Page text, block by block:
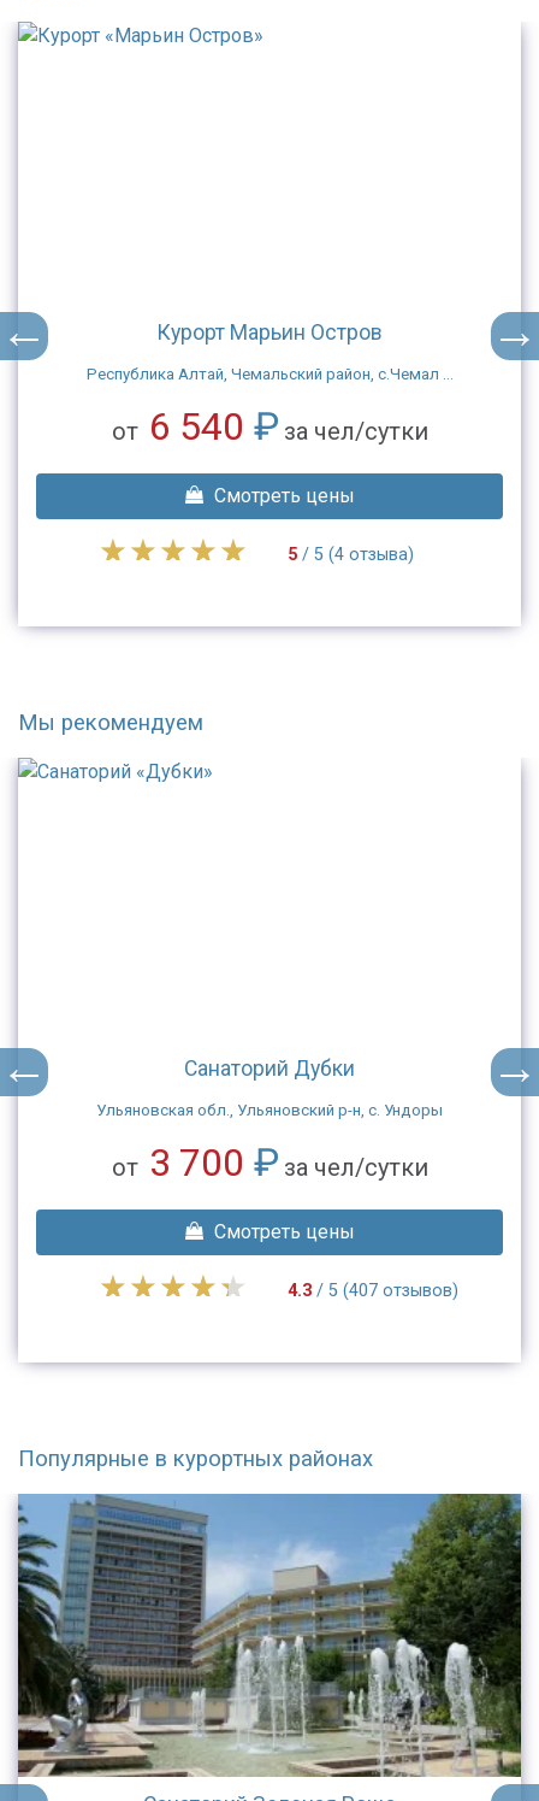
Курорт Марьин Остров
Республика Алтай, Чемальский район, с.Чемал ...
от 6 540 ₽ за чел/сутки
Смотреть цены
5/ 5 (4 отзыва)
Мы рекомендуем
Санаторий Дубки
Ульяновская обл., Ульяновский р-н, с. Ундоры
от 3 700 ₽ за чел/сутки
Смотреть цены
4.3/ 5 (407 отзывов)
Популярные в курортных районах